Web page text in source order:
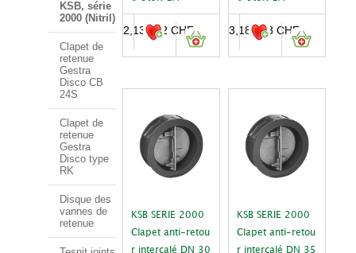
KSB, série
2000 (Nitril)
Clapet de
retenue
Gestra
Disco CB
24S
Clapet de
retenue
Gestra
Disco type
RK
Disque des
vannes de
retenue
2,132.42CHF 3,188.38CHF
KSB SERIE 2000
Clapet anti-retou
r intercalé DN 30
KSB SERIE 2000
Clapet anti-retou
r intercalé DN 35